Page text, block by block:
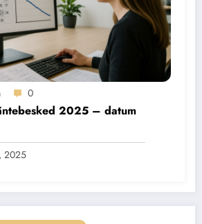
0
2025 – datum
2025